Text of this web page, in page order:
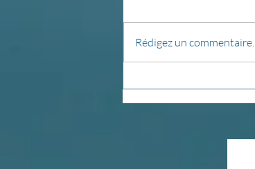
Rédigez un commentaire...